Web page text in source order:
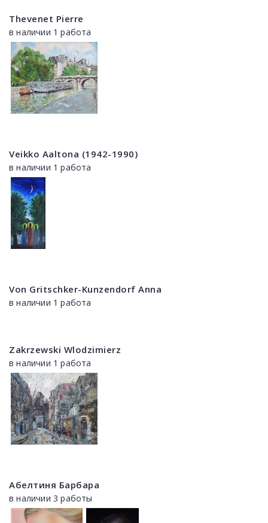
Thevenet Pierre
в наличии 1 работа
Veikko Aaltona (1942-1990)
в наличии 1 работа
Von Gritschker-Kunzendorf Anna
в наличии 1 работа
Zakrzewski Wlodzimierz
в наличии 1 работа
Абелтиня Барбара
в наличии 3 работы